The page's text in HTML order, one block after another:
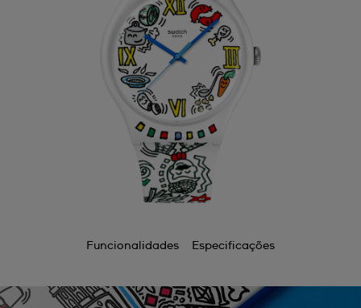
Funcionalidades Especificações